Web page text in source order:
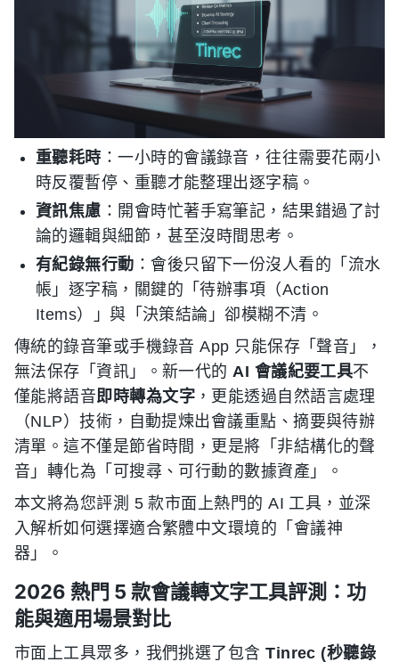
重聽耗時 ：一小時的會議錄音，往往需要花兩小
時反覆暫停、重聽才能整理出逐字稿。
資訊焦慮 ：開會時忙著手寫筆記，結果錯過了討
論的邏輯與細節，甚至沒時間思考。
有紀錄無行動 ：會後只留下一份沒人看的「流水
帳」逐字稿，關鍵的「待辦事項（Action
Items）」與「決策結論」卻模糊不清。
傳統的錄音筆或手機錄音 App 只能保存「聲音」，
無法保存「資訊」。新一代的 AI 會議紀要工具不
僅能將語音即時轉為文字，更能透過自然語言處理
（NLP）技術，自動提煉出會議重點、摘要與待辦
清單。這不僅是節省時間，更是將「非結構化的聲
音」轉化為「可搜尋、可行動的數據資產」。
本文將為您評測 5 款市面上熱門的 AI 工具，並深
入解析如何選擇適合繁體中文環境的「會議神
器」。
2026 熱門 5 款會議轉文字工具評測：功
能與適用場景對比
市面上工具眾多，我們挑選了包含Tinrec (秒聽錄